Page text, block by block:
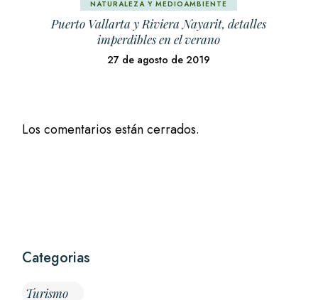
NATURALEZA Y MEDIOAMBIENTE
Puerto Vallarta y Riviera Nayarit, detalles
imperdibles en el verano
27 de agosto de 2019
Los comentarios están cerrados.
Categorias
Turismo